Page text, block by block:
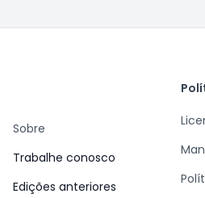
Sobre
Trabalhe conosco
Edições anteriores